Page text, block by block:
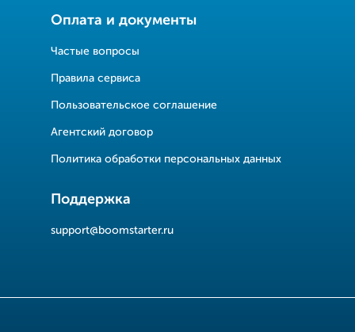
Оплата и документы
Частые вопросы
Правила сервиса
Пользовательское соглашение
Агентский договор
Политика обработки персональных данных
Поддержка
support@boomstarter.ru